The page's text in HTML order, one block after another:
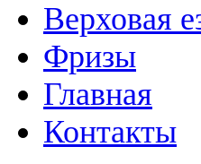
Верховая
Фризы
Главная
Контакты